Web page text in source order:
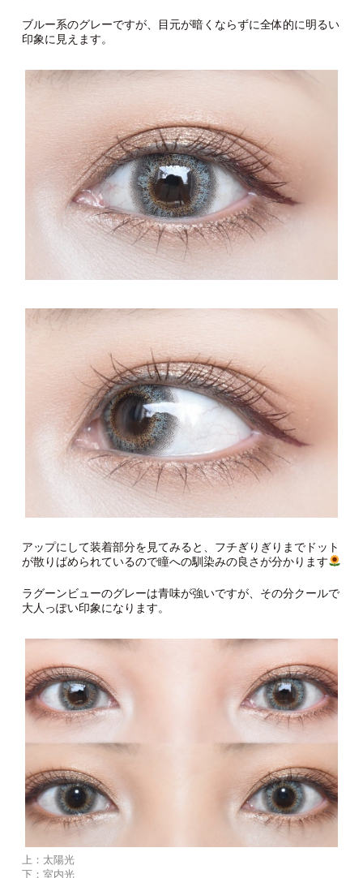
ブルー系のグレーですが、目元が暗くならずに全体的に明るい
印象に見えます。
アップにして装着部分を見てみると、フチぎりぎりまでドット
が散りばめられているので瞳への馴染みの良さが分かります
ラグーンビューのグレーは青味が強いですが、その分クールで
大人っぽい印象になります。
上：太陽光
下：室内光